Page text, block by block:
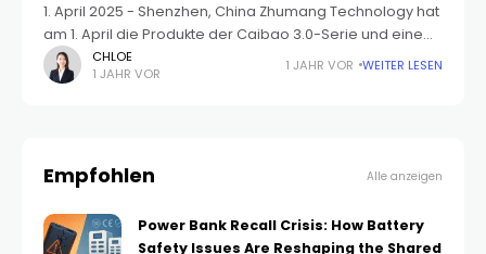
1. April 2025 - Shenzhen, China Zhumang Technology hat
am 1. April die Produkte der Caibao 3.0-Serie und eine
intelligente Betriebsplattform vorgestellt, die die seit
langem bestehenden Probleme der schlechten
CHLOE
1 JAHR VOR
1 JAHR VOR WEITER LESEN
Empfohlen Alle anzeigen
Power Bank Recall Crisis: How Battery
Safety Issues Are Reshaping the Shared